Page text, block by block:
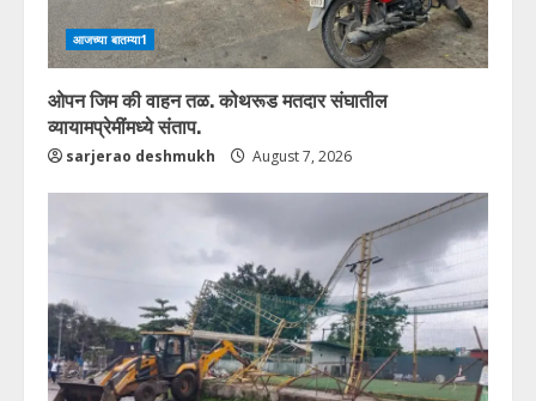
आजच्या बातम्या1
ओपन जिम की वाहन तळ. कोथरूड मतदार संघातील
व्यायामप्रेमींमध्ये संताप.
sarjerao deshmukh August 7, 2026